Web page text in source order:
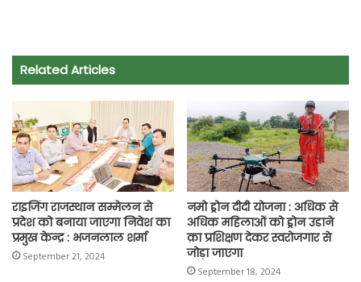
e
b
o
k
t
s
p
t
t
r
e
a
m
i
y
r
Related Articles
राइजिंग राजस्थान सम्मेलन से
प्रदेश को बनाया जाएगा निवेश का
प्रमुख केन्द्र : भजनलाल शर्मा
September 21, 2024
नमो ड्रोन दीदी योजना : अधिक से
अधिक महिलाओं को ड्रोन उडाने
क़ा प्रशिक्षण देकर स्वरोजगार से
जोड़ा जाएगा
September 18, 2024